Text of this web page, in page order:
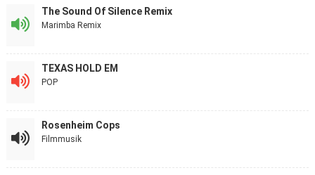
The Sound Of Silence Remix
Marimba Remix
TEXAS HOLD EM
POP
Rosenheim Cops
Filmmusik